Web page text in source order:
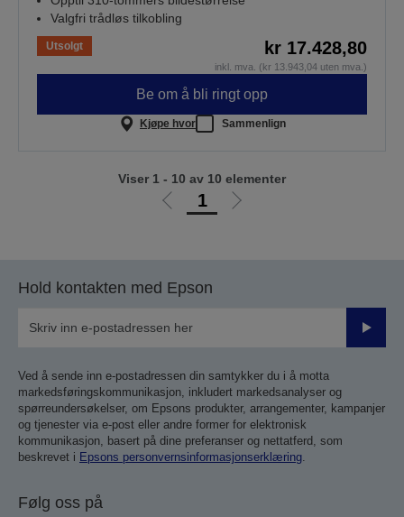
Valgfri trådløs tilkobling
Utsolgt kr 17.428,80
inkl. mva. (kr 13.943,04 uten mva.)
Be om å bli ringt opp
Kjøpe hvor Sammenlign
Gå
1
Gå
Viser 1 - 10 av 10 elementer
Hold kontakten med Epson
Send
Ved å sende inn e-postadressen din samtykker du i å motta
markedsføringskommunikasjon, inkludert markedsanalyser og
spørreundersøkelser, om Epsons produkter, arrangementer, kampanjer
og tjenester via e-post eller andre former for elektronisk
kommunikasjon, basert på dine preferanser og nettatferd, som
beskrevet i Epsons personvernsinformasjonserklæring.
Følg oss på